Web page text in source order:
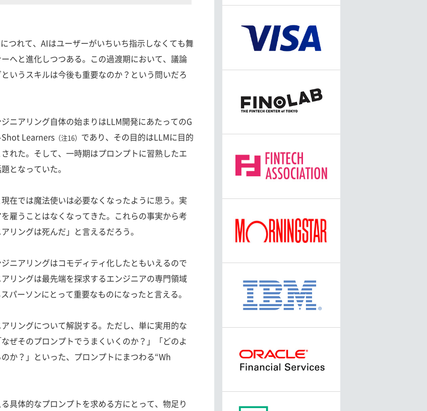
つれて、AIはユーザーがいちいち指示しなくても舞
へと進化しつつある。この過渡期において、議論
いうスキルは今後も重要なのか？という問いだろ
ニアリング自体の始まりはLLM開発にあたってのG
Learners （注16） であり、その目的はLLMに目的
れた。そして、一時期はプロンプトに習熟したエ
となっていた。
在では魔法使いは必要なくなったように思う。実
雇うことはなくなってきた。これらの事実から考
リングは死んだ」と言えるだろう。
ニアリングはコモディティ化したともいえるので
リングは最先端を探求するエンジニアの専門領域
パーソンにとって重要なものになったと言える。
リングについて解説する。ただし、単に実用的な
ぜそのプロンプトでうまくいくのか？」「どのよ
か？」といった、プロンプトにまつわる“Wh
具体的なプロンプトを求める方にとって、物足り